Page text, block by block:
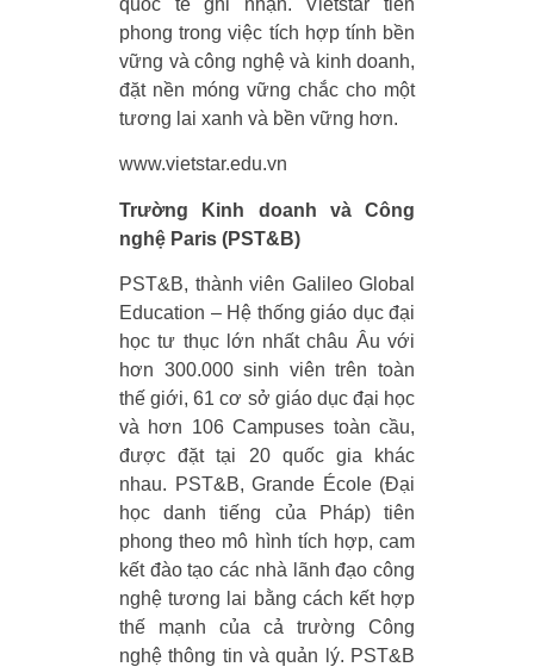
quốc tế ghi nhận. Vietstar tiên
phong trong việc tích hợp tính bền
vững và công nghệ và kinh doanh,
đặt nền móng vững chắc cho một
tương lai xanh và bền vững hơn.
www.vietstar.edu.vn
Trường Kinh doanh và Công
nghệ Paris (PST&B)
PST&B, thành viên Galileo Global
Education – Hệ thống giáo dục đại
học tư thục lớn nhất châu Âu với
hơn 300.000 sinh viên trên toàn
thế giới, 61 cơ sở giáo dục đại học
và hơn 106 Campuses toàn cầu,
được đặt tại 20 quốc gia khác
nhau. PST&B, Grande École (Đại
học danh tiếng của Pháp) tiên
phong theo mô hình tích hợp, cam
kết đào tạo các nhà lãnh đạo công
nghệ tương lai bằng cách kết hợp
thế mạnh của cả trường Công
nghệ thông tin và quản lý. PST&B